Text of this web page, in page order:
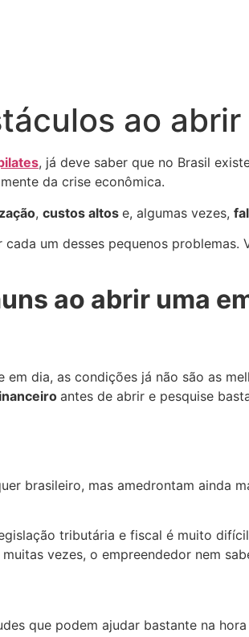
ao
, já deve saber que no Brasil
da crise econômica.
, custos altos e, algumas vezes,
um desses pequenos problemas.
ao abrir uma
dia, as condições já não são as
antes de abrir e pesquise
brasileiro, mas amedrontam ainda
tributária e fiscal é muito
vezes, o empreendedor nem
que podem ajudar bastante na